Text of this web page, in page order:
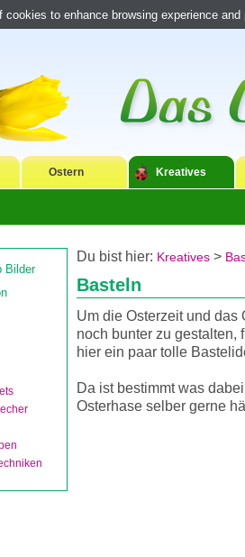
Ostern Kreatives
Bilder
Du bist hier: Kreatives >
Basteln
Um die Osterzeit und das
noch bunter zu gestalten,
hier ein paar tolle
Da ist bestimmt was
Osterhase selber gerne
to enhance browsing experience